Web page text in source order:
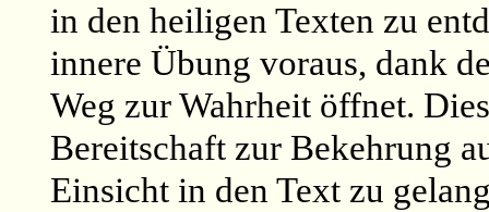
in den heiligen Texten zu
innere Übung voraus, dank
Weg zur Wahrheit öffnet.
Bereitschaft zur Bekehrung
Einsicht in den Text zu